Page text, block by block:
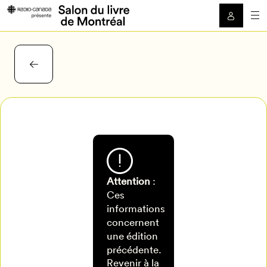
Attention :
Ces
informations
concernent
une édition
précédente.
Revenir à la